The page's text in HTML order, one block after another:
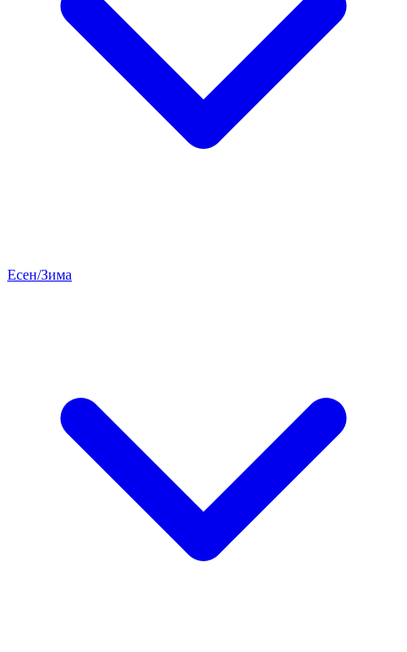
Есен/Зима